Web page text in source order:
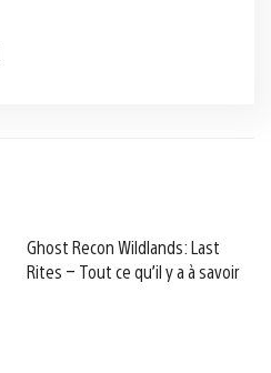
Ghost Recon Wildlands: Last
Rites – Tout ce qu’il y a à savoir